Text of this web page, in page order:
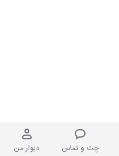
چت و تماس دیوار من